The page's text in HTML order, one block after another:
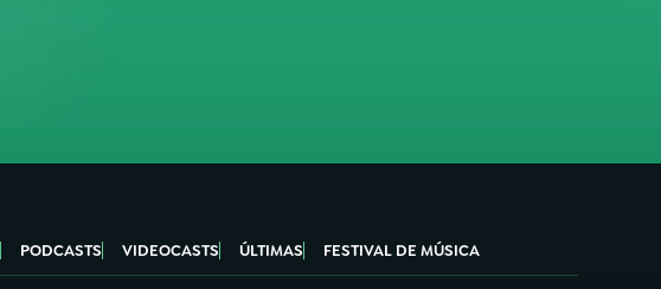
PODCASTS VIDEOCASTS ÚLTIMAS FESTIVAL DE MÚSICA